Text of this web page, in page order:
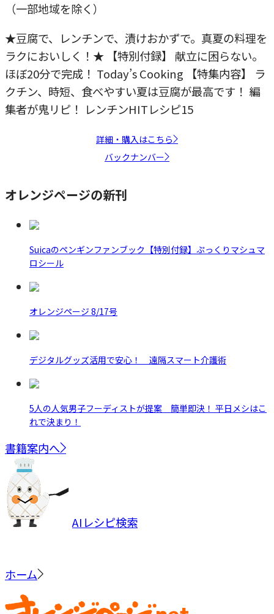
（一部地域を除く）
★豆腐で、レンチンで、漬けおかずで。真夏の料理を
ラクにおいしく！★ 【特別付録】 献立に困らない。
ほぼ20分で完成！ Today’s Cooking 【特集内容】 ラ
クチン、時短、食べやすい夏は豆腐が最高です！ 編
集者が鬼リピ！ レンチンHITレシピ15
詳細・購入はこちら
バックナンバー
オレンジページの新刊
Suicaのペンギンファンブック【特別付録】ぷっくりマシュマ
ロシール
オレンジページ 8/17号
デジタルグッズ活用で安心！ 遠隔スマート介護術
5人の人気男子フーディストが提案 簡単即決！ 平日メシはこ
れで決まり！
書籍案内へ
AIレシピ検索
ホーム